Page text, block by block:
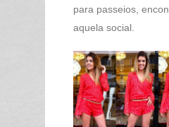
para passeios,
aquela social.